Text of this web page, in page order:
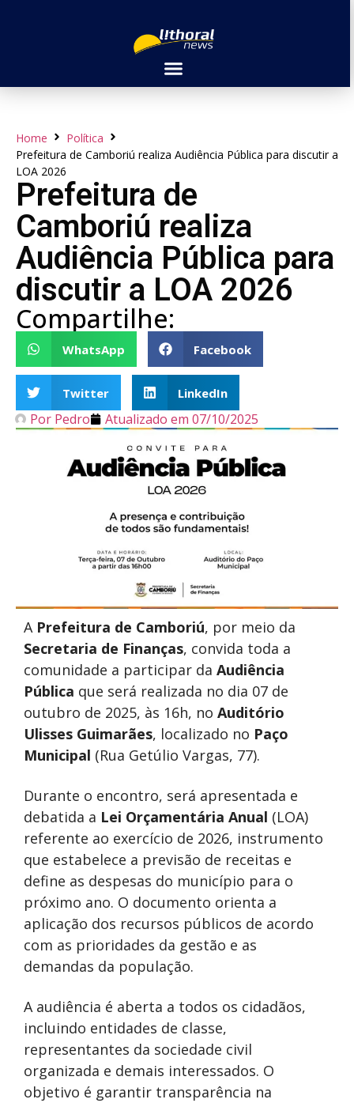
Home
Política
Prefeitura de Camboriú realiza Audiência Pública para discutir a
LOA 2026
Prefeitura de
Camboriú realiza
Audiência Pública para
discutir a LOA 2026
Compartilhe:
WhatsApp Facebook
Twitter LinkedIn
Por Pedro Atualizado em 07/10/2025
A Prefeitura de Camboriú, por meio da
Secretaria de Finanças, convida toda a
comunidade a participar da Audiência
Pública que será realizada no dia 07 de
outubro de 2025, às 16h, no Auditório
Ulisses Guimarães, localizado no Paço
Municipal (Rua Getúlio Vargas, 77).
Durante o encontro, será apresentada e
debatida a Lei Orçamentária Anual (LOA)
referente ao exercício de 2026, instrumento
que estabelece a previsão de receitas e
define as despesas do município para o
próximo ano. O documento orienta a
aplicação dos recursos públicos de acordo
com as prioridades da gestão e as
demandas da população.
A audiência é aberta a todos os cidadãos,
incluindo entidades de classe,
representantes da sociedade civil
organizada e demais interessados. O
objetivo é garantir transparência na